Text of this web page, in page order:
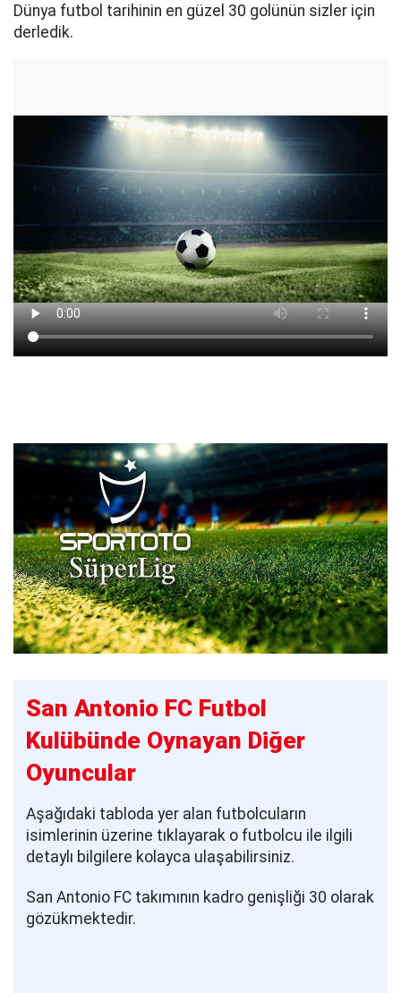
Dünya futbol tarihinin en güzel 30 golünün sizler için
derledik.
San Antonio FC Futbol
Kulübünde Oynayan Diğer
Oyuncular
Aşağıdaki tabloda yer alan futbolcuların
isimlerinin üzerine tıklayarak o futbolcu ile ilgili
detaylı bilgilere kolayca ulaşabilirsiniz.
San Antonio FC takımının kadro genişliği 30 olarak
gözükmektedir.